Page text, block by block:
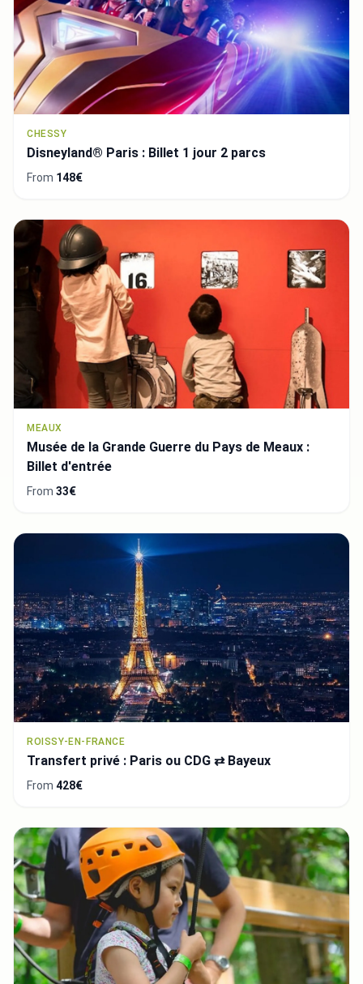
CHESSY
Disneyland® Paris : Billet 1 jour 2 parcs
From 148€
MEAUX
Musée de la Grande Guerre du Pays de Meaux :
Billet d'entrée
From 33€
ROISSY-EN-FRANCE
Transfert privé : Paris ou CDG ⇄ Bayeux
From 428€